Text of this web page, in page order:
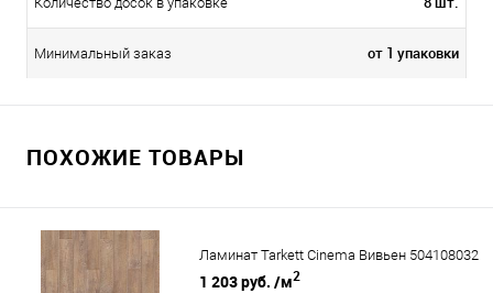
Минимальный заказ от 1 упаковки
ПОХОЖИЕ ТОВАРЫ
Ламинат Tarkett Cinema Вивьен 504108032
1 203 руб. /м2